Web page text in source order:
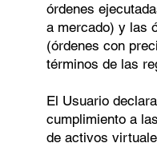
órdenes
a mercado) y las
(órdenes con
términos de las
El Usuario
cumplimiento a
de activos